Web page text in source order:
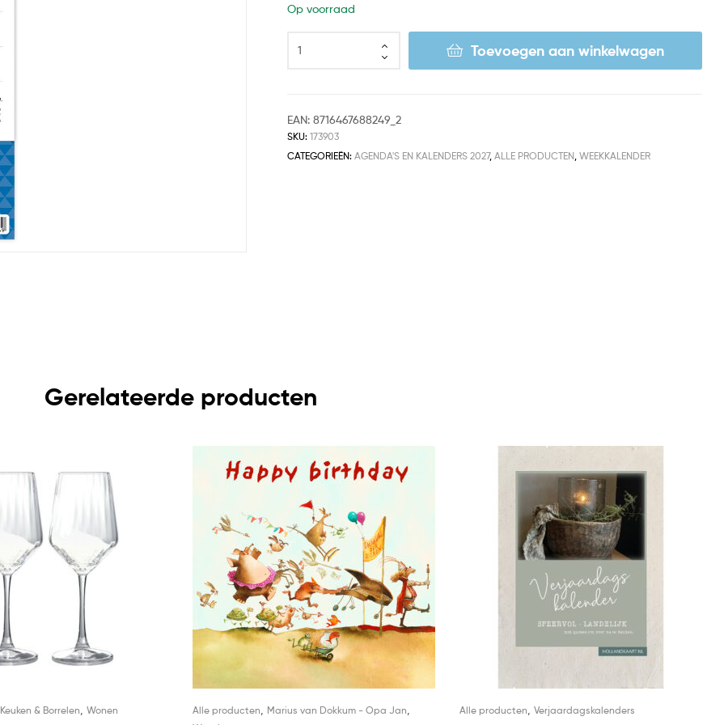
Op voorraad
Toevoegen aan winkelwagen
EAN:8716467688249_2
SKU:173903
CATEGORIEËN:AGENDA'S EN KALENDERS 2027,ALLE PRODUCTEN ,WEEKKALENDER
Gerelateerde producten
Keuken & Borrelen, Wonen Alle producten, Marius van Dokkum - Opa Jan, Alle producten, Verjaardagskalenders